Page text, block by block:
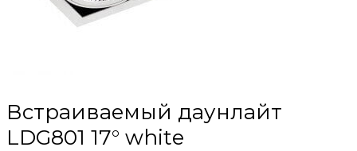
Встраиваемый даунлайт
LDG801 17° white